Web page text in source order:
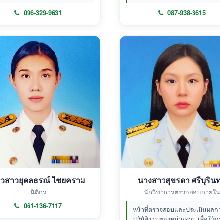
096-329-9631 087-938-3615
สาวยุคลธรณ์ ไชยคราม
นิติกร
061-136-7117
นางสาวสุขรดา ศรีบุริน
นักวิชาการตรวจสอบภายใน
หน้าที่ตรวจสอบและประเมินผลก